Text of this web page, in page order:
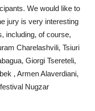
We would like to
jury is very interesting
including, of course,
Charelashvili, Tsiuri
Giorgi Tsereteli,
, Armen Alaverdiani,
Nugzar